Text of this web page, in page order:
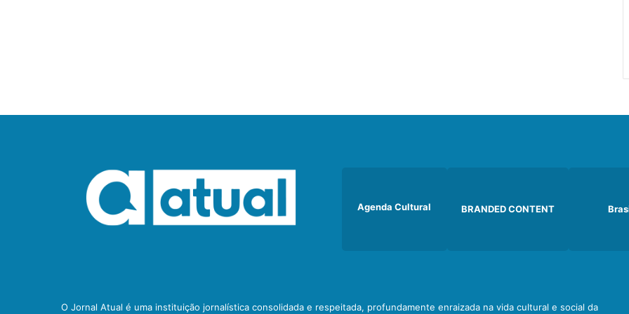
Agenda Cultural BRANDED CONTENT
O Jornal Atual é uma instituição jornalística consolidada e respeitada, profundamente enraizada na vida cultural e social da